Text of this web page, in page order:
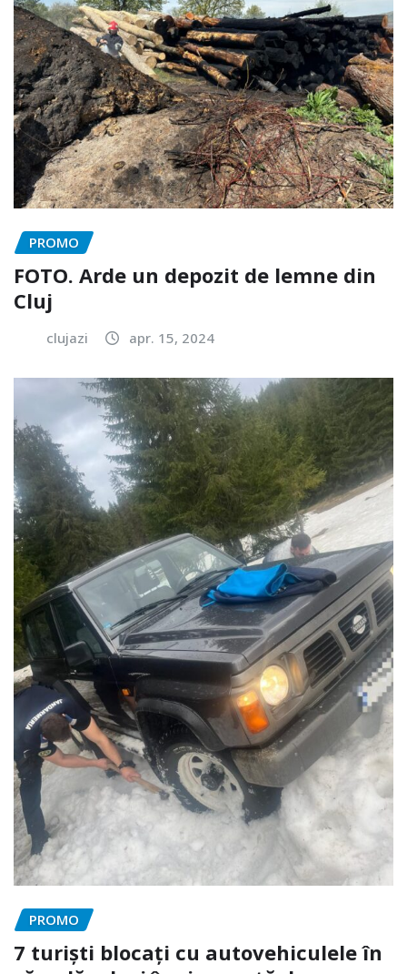
PROMO
FOTO. Arde un depozit de lemne din
Cluj
clujazi apr. 15, 2024
PROMO
7 turiști blocați cu autovehiculele în